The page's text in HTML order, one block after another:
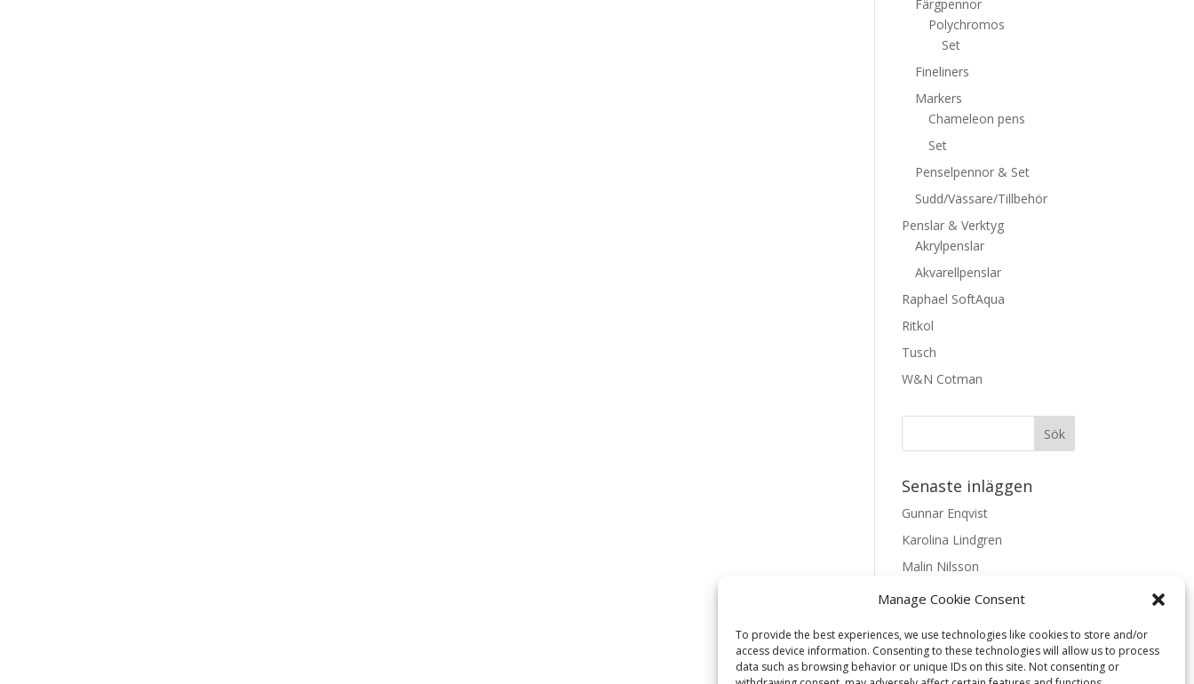
Manage Cookie Consent
To provide the best experiences, we use technologies like cookies to store and/or
access device information. Consenting to these technologies will allow us to process
data such as browsing behavior or unique IDs on this site. Not consenting or
Färgpennor
Polychromos
Set
Fineliners
Markers
Chameleon pens
Set
Penselpennor & Set
Sudd/Vässare/Tillbehör
Penslar & Verktyg
Akrylpenslar
Akvarellpenslar
Raphael SoftAqua
Ritkol
Tusch
W&N Cotman
Senaste inläggen
Gunnar Enqvist
Karolina Lindgren
Malin Nilsson
Mattis Skogsskir
Textarkiv